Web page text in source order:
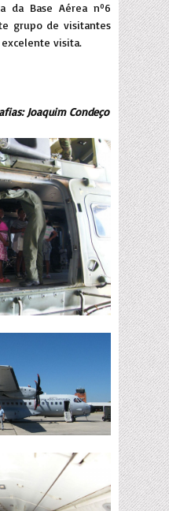
da Base Aérea nº6
grupo de visitantes
visita.
Joaquim Condeço